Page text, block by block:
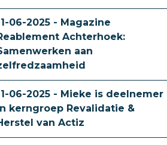
06-2025 - Magazine
Achterhoek:
aan
06-2025 - Mieke is deelnemer
kerngroep Revalidatie &
van Actiz